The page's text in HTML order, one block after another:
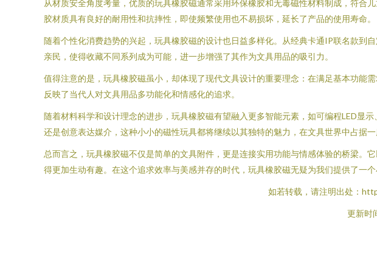
从材质安全角度考量，优质的玩具橡胶磁通常采用环保橡胶和无毒磁性材料制成，符
胶材质具有良好的耐用性和抗摔性，即使频繁使用也不易损坏，延长了产品的使用寿命。
随着个性化消费趋势的兴起，玩具橡胶磁的设计也日益多样化。从经典卡通IP联名款到
亲民，使得收藏不同系列成为可能，进一步增强了其作为文具用品的吸引力。
值得注意的是，玩具橡胶磁虽小，却体现了现代文具设计的重要理念：在满足基本功能
反映了当代人对文具用品多功能化和情感化的追求。
随着材料科学和设计理念的进步，玩具橡胶磁有望融入更多智能元素，如可编程LED显
还是创意表达媒介，这种小小的磁性玩具都将继续以其独特的魅力，在文具世界中占据一
总而言之，玩具橡胶磁不仅是简单的文具附件，更是连接实用功能与情感体验的桥梁
得更加生动有趣。在这个追求效率与美感并存的时代，玩具橡胶磁无疑为我们提供了一个
如若转载，请注明出处：
更新时